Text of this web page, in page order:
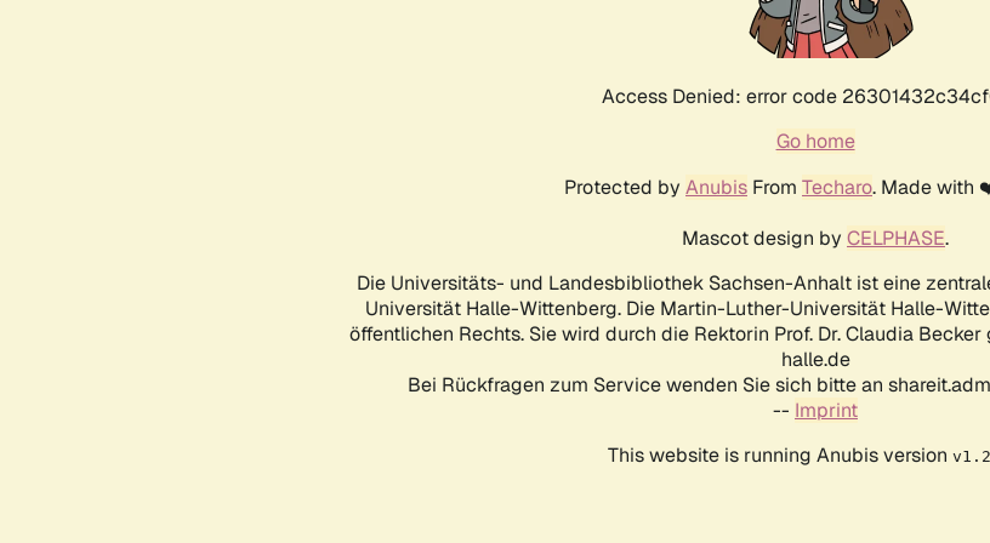
Access Denied: error code
Go home
Protected by Anubis From Techaro. Made
Mascot design by CELPHASE.
Die Universitäts- und Landesbibliothek Sachsen-Anhalt ist eine
Universität Halle-Wittenberg. Die Martin-Luther-Universität Halle-
öffentlichen Rechts. Sie wird durch die Rektorin Prof. Dr. Claudia
halle.de
Bei Rückfragen zum Service wenden Sie sich bitte an
-- Imprint
This website is running Anubis version